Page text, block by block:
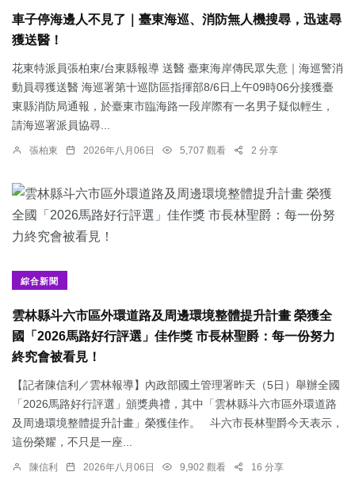
車子停海邊人不見了｜臺東海巡、消防無人機搜尋，迅速尋
獲送醫！
花東特派員張柏東/台東縣報導 送醫 臺東海岸傳民眾失意｜海巡警消
動員尋獲送醫 海巡署第十巡防區指揮部8/6日上午09時06分接獲臺
東縣消防局通報，於臺東市臨海路一段岸際有一名男子疑似輕生，
請海巡署派員協尋...
張柏東 2026年八月06日 5,707 觀看 2 分享
綜合新聞
雲林縣斗六市區外環道路及周邊環境整體提升計畫 榮獲全
國「2026馬路好行評選」佳作獎 市長林聖爵：每一份努力
終究會被看見！
【記者陳信利／雲林報導】內政部國土管理署昨天（5日）舉辦全國
「2026馬路好行評選」頒獎典禮，其中「雲林縣斗六市區外環道路
及周邊環境整體提升計畫」榮獲佳作。 斗六市長林聖爵今天表示，
這份榮耀，不只是一座...
陳信利 2026年八月06日 9,902 觀看 16 分享